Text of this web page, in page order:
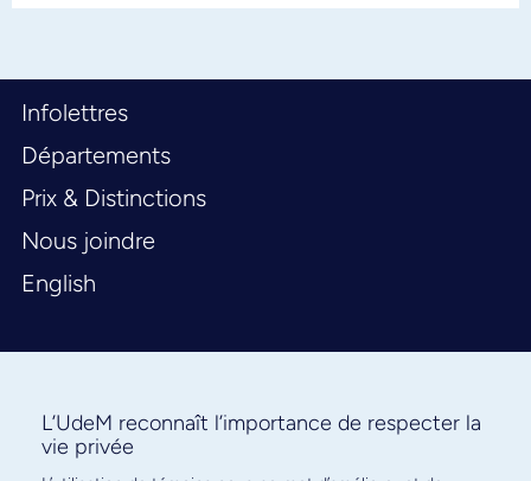
Infolettres
Départements
Prix & Distinctions
Nous joindre
English
L’UdeM reconnaît l’importance de respecter la
vie privée